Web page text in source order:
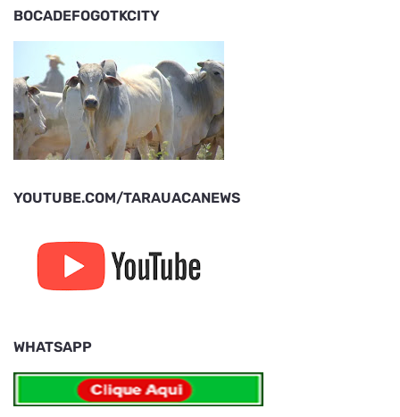
BOCADEFOGOTKCITY
YOUTUBE.COM/TARAUACANEWS
WHATSAPP